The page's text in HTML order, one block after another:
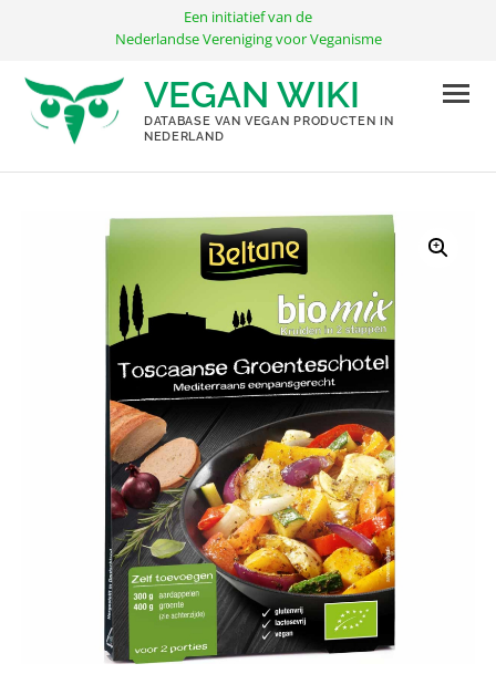
inhoud
Een initiatief van de
Nederlandse Vereniging voor Veganisme
VEGAN WIKI
DATABASE VAN VEGAN PRODUCTEN IN
NEDERLAND